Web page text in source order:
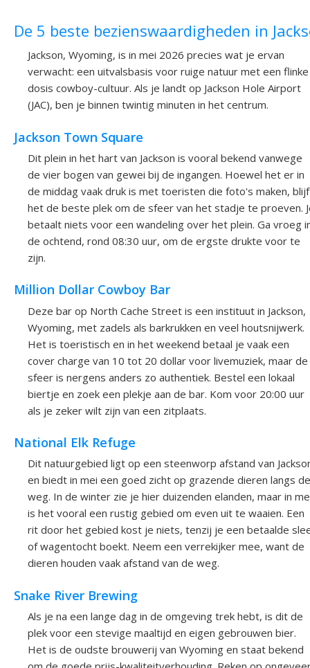
De 5 beste bezienswaardigheden in
Jackson, Wyoming, is in mei 2026 precies wat je ervan
verwacht: een uitvalsbasis voor ruige natuur met een flinke
dosis cowboy-cultuur. Als je landt op Jackson Hole Airport
(JAC), ben je binnen twintig minuten in het centrum.
Jackson Town Square
Dit plein in het hart van Jackson is vooral bekend vanwege
de vier bogen van gewei bij de ingangen. Hoewel het er in
de middag vaak druk is met toeristen die foto's maken,
het de beste plek om de sfeer van het stadje te proeven.
betaalt niets voor een wandeling over het plein. Ga vroeg
de ochtend, rond 08:30 uur, om de ergste drukte voor te
zijn.
Million Dollar Cowboy Bar
Deze bar op North Cache Street is een instituut in Jackson,
Wyoming, met zadels als barkrukken en veel houtsnijwerk.
Het is toeristisch en in het weekend betaal je vaak een
cover charge van 10 tot 20 dollar voor livemuziek, maar de
sfeer is nergens anders zo authentiek. Bestel een lokaal
biertje en zoek een plekje aan de bar. Kom voor 20:00 uur
als je zeker wilt zijn van een zitplaats.
National Elk Refuge
Dit natuurgebied ligt op een steenworp afstand van
en biedt in mei een goed zicht op grazende dieren langs de
weg. In de winter zie je hier duizenden elanden, maar in
is het vooral een rustig gebied om even uit te waaien. Een
rit door het gebied kost je niets, tenzij je een betaalde
of wagentocht boekt. Neem een verrekijker mee, want de
dieren houden vaak afstand van de weg.
Snake River Brewing
Als je na een lange dag in de omgeving trek hebt, is dit de
plek voor een stevige maaltijd en eigen gebrouwen bier.
Het is de oudste brouwerij van Wyoming en staat bekend